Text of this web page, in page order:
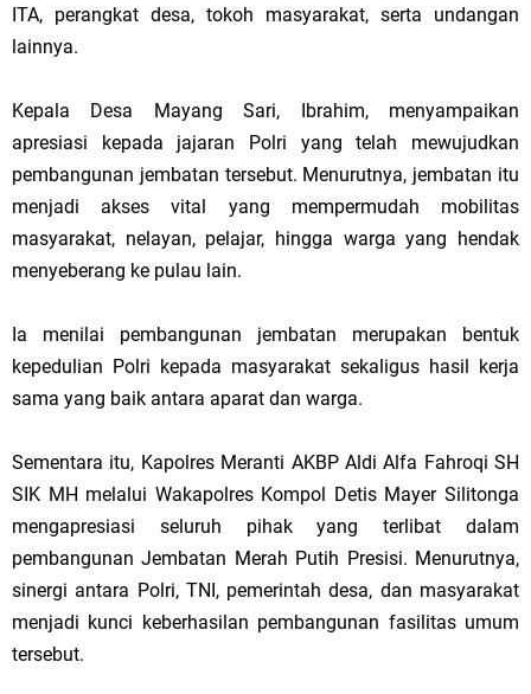
ITA, perangkat desa, tokoh masyarakat, serta undangan
lainnya.
Kepala Desa Mayang Sari, Ibrahim, menyampaikan
apresiasi kepada jajaran Polri yang telah mewujudkan
pembangunan jembatan tersebut. Menurutnya, jembatan itu
menjadi akses vital yang mempermudah mobilitas
masyarakat, nelayan, pelajar, hingga warga yang hendak
menyeberang ke pulau lain.
Ia menilai pembangunan jembatan merupakan bentuk
kepedulian Polri kepada masyarakat sekaligus hasil kerja
sama yang baik antara aparat dan warga.
Sementara itu, Kapolres Meranti AKBP Aldi Alfa Fahroqi SH
SIK MH melalui Wakapolres Kompol Detis Mayer Silitonga
mengapresiasi seluruh pihak yang terlibat dalam
pembangunan Jembatan Merah Putih Presisi. Menurutnya,
sinergi antara Polri, TNI, pemerintah desa, dan masyarakat
menjadi kunci keberhasilan pembangunan fasilitas umum
tersebut.